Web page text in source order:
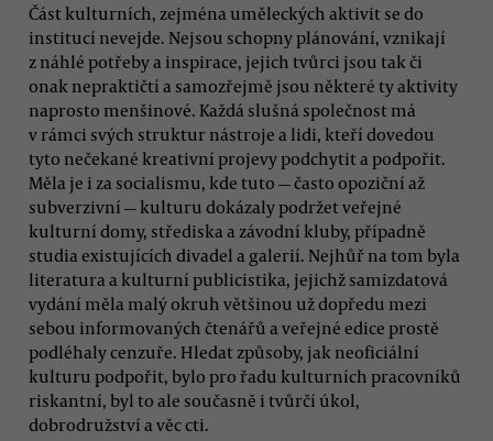
Část kulturních, zejména uměleckých aktivit se do
institucí nevejde. Nejsou schopny plánování, vznikají
z náhlé potřeby a inspirace, jejich tvůrci jsou tak či
onak nepraktičtí a samozřejmě jsou některé ty aktivity
naprosto menšinové. Každá slušná společnost má
v rámci svých struktur nástroje a lidi, kteří dovedou
tyto nečekané kreativní projevy podchytit a podpořit.
Měla je i za socialismu, kde tuto — často opoziční až
subverzivní — kulturu dokázaly podržet veřejné
kulturní domy, střediska a závodní kluby, případně
studia existujících divadel a galerií. Nejhůř na tom byla
literatura a kulturní publicistika, jejichž samizdatová
vydání měla malý okruh většinou už dopředu mezi
sebou informovaných čtenářů a veřejné edice prostě
podléhaly cenzuře. Hledat způsoby, jak neoficiální
kulturu podpořit, bylo pro řadu kulturních pracovníků
riskantní, byl to ale současně i tvůrčí úkol,
dobrodružství a věc cti.